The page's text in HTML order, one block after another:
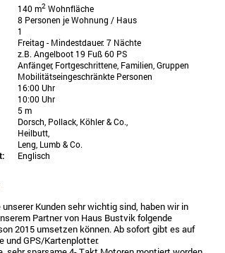
140 m2 Wohnfläche
8 Personen je Wohnung / Haus
1
Freitag - Mindestdauer: 7 Nächte
z.B. Angelboot 19 Fuß 60 PS
Anfänger, Fortgeschrittene, Familien, Gruppen
Mobilitätseingeschränkte Personen
16:00 Uhr
10:00 Uhr
5 m
Dorsch, Pollack, Köhler & Co.,
Heilbutt,
Leng, Lumb & Co.
Englisch
Kunden sehr wichtig sind, haben wir in
Partner von Haus Bustvik folgende
2015 umsetzen können. Ab sofort gibt es auf
und GPS/Kartenplotter.